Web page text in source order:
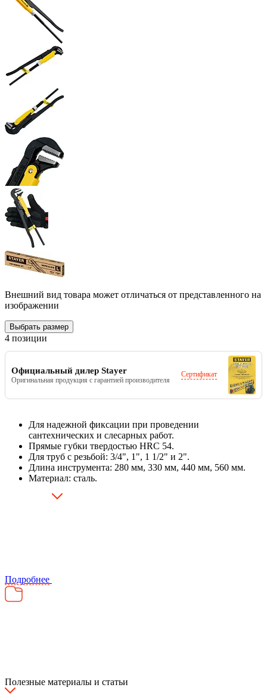
Внешний вид товара может отличаться от представленного на
изображении
Выбрать размер
4 позиции
Официальный дилер Stayer
Оригинальная продукция с гарантией производителя
Сертификат
Для надежной фиксации при проведении
сантехнических и слесарных работ.
Прямые губки твердостью HRC 54.
Для труб с резьбой: 3/4", 1", 1 1/2" и 2".
Длина инструмента: 280 мм, 330 мм, 440 мм, 560 мм.
Материал: сталь.
Подробнее
Полезные материалы и статьи